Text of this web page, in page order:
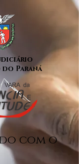
Paraná
com o